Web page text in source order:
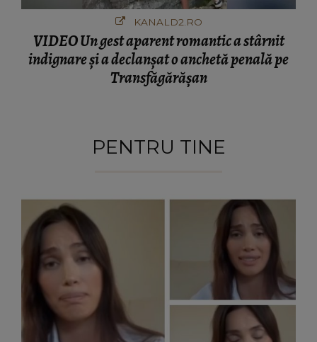
KANALD2.RO
VIDEO Un gest aparent romantic a stârnit
indignare și a declanșat o anchetă penală pe
Transfăgărășan
PENTRU TINE